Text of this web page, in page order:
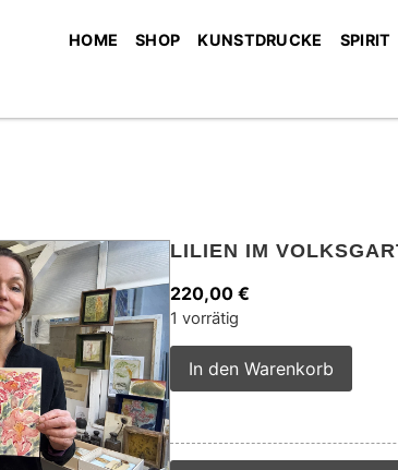
HOME SHOP KUNSTDRUCKE SPIRIT
LILIEN IM
220,00 €
1 vorrätig
In den Warenkorb